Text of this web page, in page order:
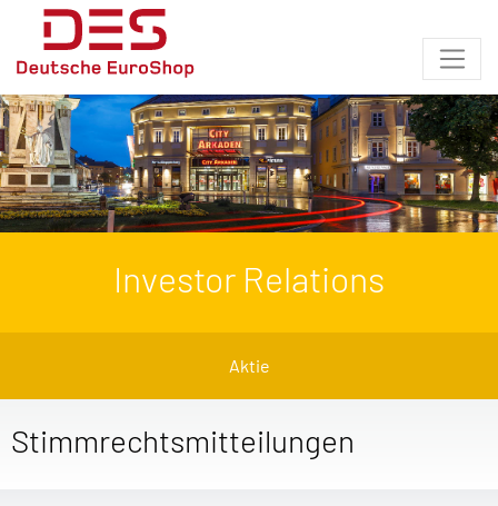
Investor Relations
Aktie
Stimmrechtsmitteilungen